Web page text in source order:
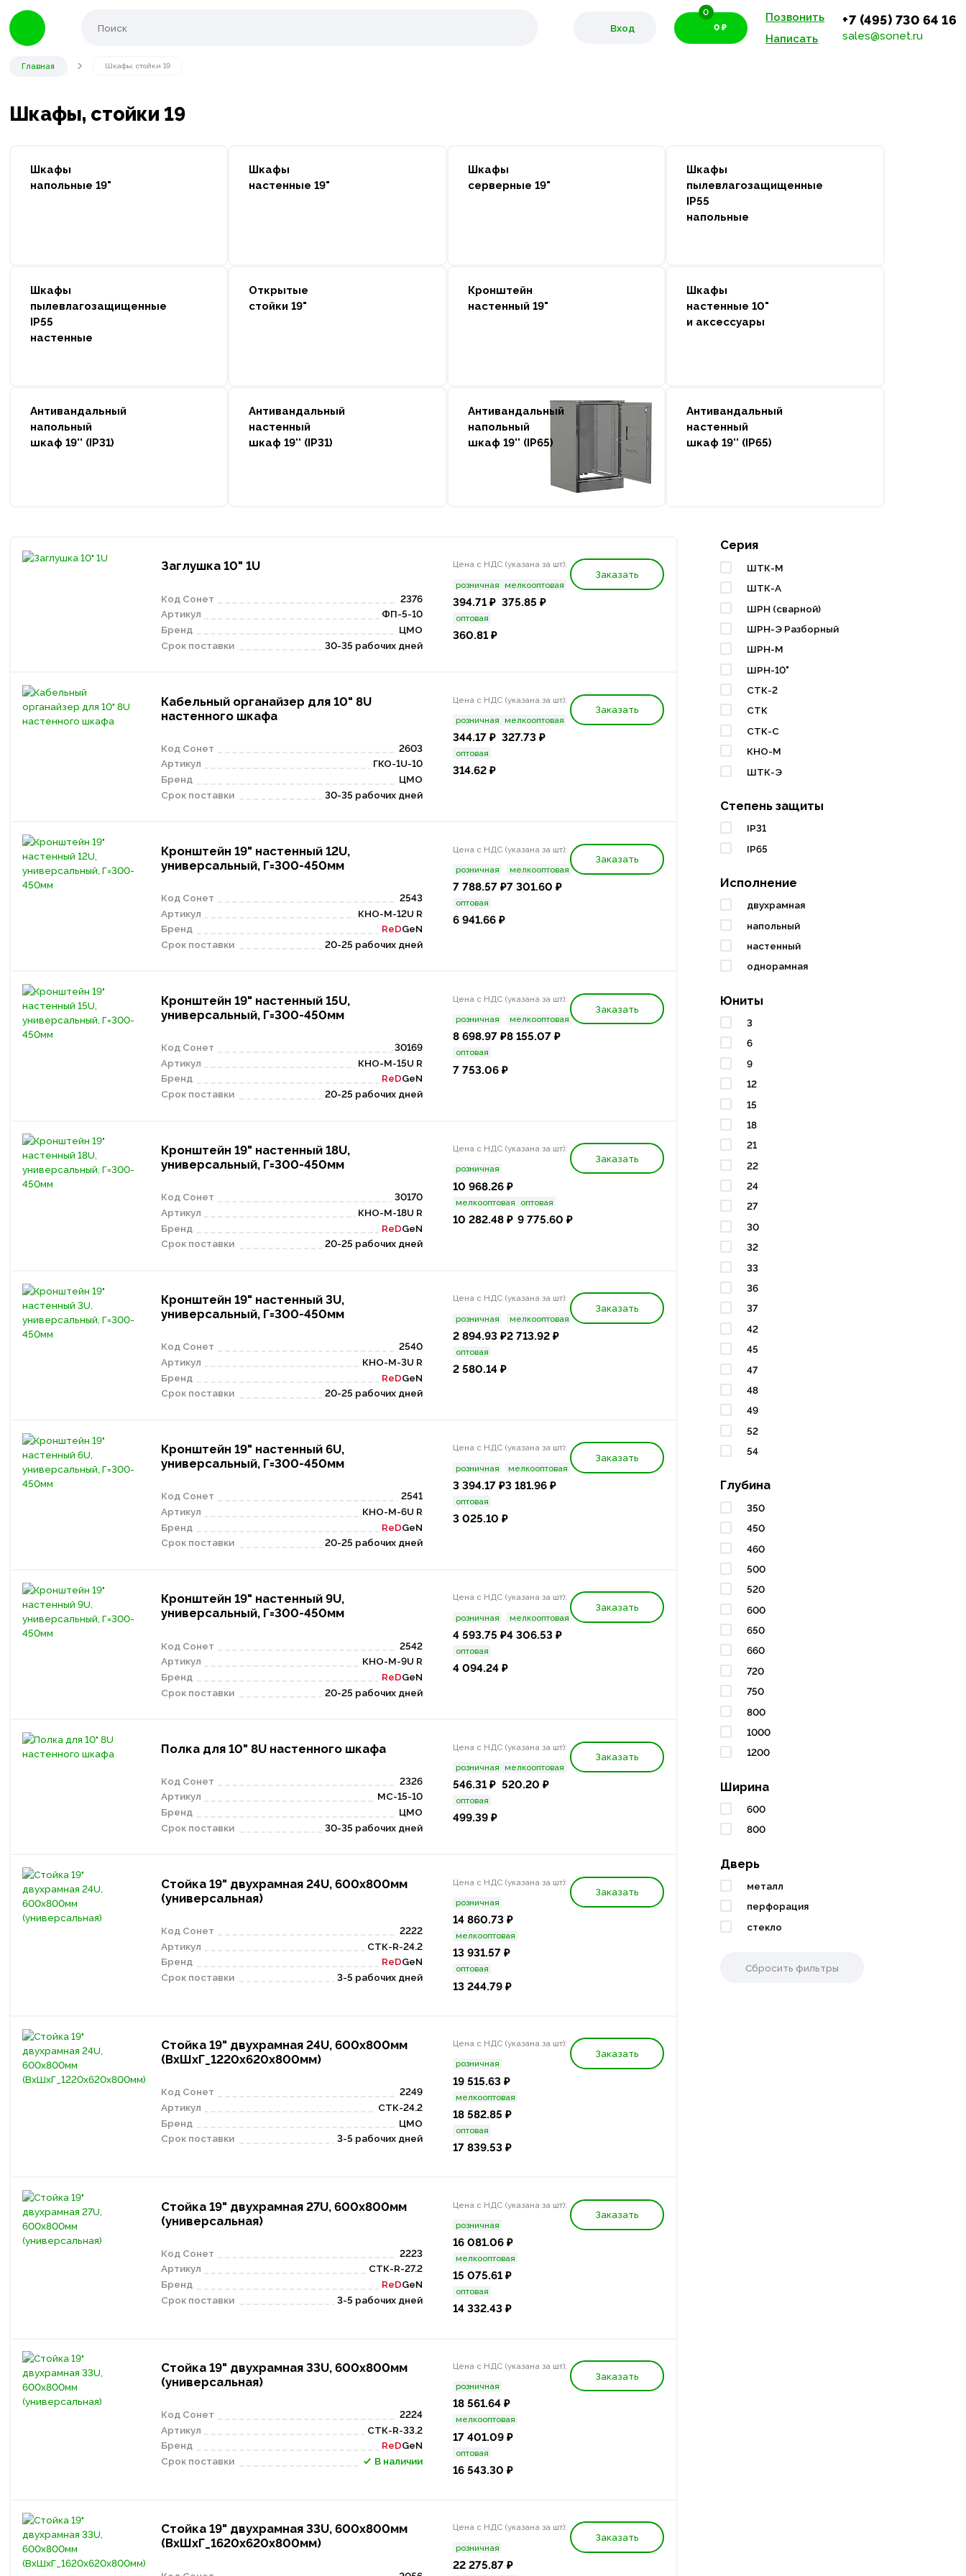
Вход 0 ₽
0
Позвонить
Написать
+7 (495) 730 64 16
sales@sonet.ru
Главная Шкафы, стойки 19
Шкафы, стойки 19
Шкафы
напольные 19"
Шкафы
настенные 19"
Шкафы
серверные 19"
Шкафы
пылевлагозащищенные
IP55
напольные
Шкафы
пылевлагозащищенные
IP55
настенные
Открытые
стойки 19"
Кронштейн
настенный 19"
Шкафы
настенные 10"
и аксессуары
Антивандальный
напольный
шкаф 19'' (IP31)
Антивандальный
настенный
шкаф 19'' (IP31)
Антивандальный
напольный
шкаф 19'' (IP65)
Антивандальный
настенный
шкаф 19'' (IP65)
Серия
ШТК-М
ШТК-А
ШРН (сварной)
ШРН-Э Разборный
ШРН-М
ШРН-10"
СТК-2
СТК
СТК-С
КНО-М
ШТК-Э
Степень защиты
IP31
IP65
Исполнение
двухрамная
напольный
настенный
однорамная
Юниты
3
6
9
12
15
18
21
22
24
27
30
32
33
36
37
42
45
47
48
49
52
54
Глубина
350
450
460
500
520
600
650
660
720
750
800
1000
1200
Ширина
600
800
Дверь
металл
перфорация
стекло
Сбросить фильтры
Заглушка 10" 1U
Код Сонет
2376
Артикул
ФП-5-10
Бренд
ЦМО
Срок поставки
30-35 рабочих дней
Цена с НДС (указана за шт):
розничная
394.71 ₽
мелкооптовая
375.85 ₽
оптовая
360.81 ₽
Заказать
Кабельный органайзер для 10" 8U
настенного шкафа
Код Сонет
2603
Артикул
ГКО-1U-10
Бренд
ЦМО
Срок поставки
30-35 рабочих дней
Цена с НДС (указана за шт):
розничная
344.17 ₽
мелкооптовая
327.73 ₽
оптовая
314.62 ₽
Заказать
Кронштейн 19" настенный 12U,
универсальный, Г=300-450мм
Код Сонет
2543
Артикул
КНО-М-12U R
Бренд
ReDGeN
Срок поставки
20-25 рабочих дней
Цена с НДС (указана за шт):
розничная
7 788.57 ₽
мелкооптовая
7 301.60 ₽
оптовая
6 941.66 ₽
Заказать
Кронштейн 19" настенный 15U,
универсальный, Г=300-450мм
Код Сонет
30169
Артикул
КНО-М-15U R
Бренд
ReDGeN
Срок поставки
20-25 рабочих дней
Цена с НДС (указана за шт):
розничная
8 698.97 ₽
мелкооптовая
8 155.07 ₽
оптовая
7 753.06 ₽
Заказать
Кронштейн 19" настенный 18U,
универсальный, Г=300-450мм
Код Сонет
30170
Артикул
КНО-М-18U R
Бренд
ReDGeN
Срок поставки
20-25 рабочих дней
Цена с НДС (указана за шт):
розничная
10 968.26 ₽
мелкооптовая
10 282.48 ₽
оптовая
9 775.60 ₽
Заказать
Кронштейн 19" настенный 3U,
универсальный, Г=300-450мм
Код Сонет
2540
Артикул
КНО-М-3U R
Бренд
ReDGeN
Срок поставки
20-25 рабочих дней
Цена с НДС (указана за шт):
розничная
2 894.93 ₽
мелкооптовая
2 713.92 ₽
оптовая
2 580.14 ₽
Заказать
Кронштейн 19" настенный 6U,
универсальный, Г=300-450мм
Код Сонет
2541
Артикул
КНО-М-6U R
Бренд
ReDGeN
Срок поставки
20-25 рабочих дней
Цена с НДС (указана за шт):
розничная
3 394.17 ₽
мелкооптовая
3 181.96 ₽
оптовая
3 025.10 ₽
Заказать
Кронштейн 19" настенный 9U,
универсальный, Г=300-450мм
Код Сонет
2542
Артикул
КНО-М-9U R
Бренд
ReDGeN
Срок поставки
20-25 рабочих дней
Цена с НДС (указана за шт):
розничная
4 593.75 ₽
мелкооптовая
4 306.53 ₽
оптовая
4 094.24 ₽
Заказать
Полка для 10" 8U настенного шкафа
Код Сонет
2326
Артикул
МС-15-10
Бренд
ЦМО
Срок поставки
30-35 рабочих дней
Цена с НДС (указана за шт):
розничная
546.31 ₽
мелкооптовая
520.20 ₽
оптовая
499.39 ₽
Заказать
Стойка 19" двухрамная 24U, 600x800мм
(универсальная)
Код Сонет
2222
Артикул
СТК-R-24.2
Бренд
ReDGeN
Срок поставки
3-5 рабочих дней
Цена с НДС (указана за шт):
розничная
14 860.73 ₽
мелкооптовая
13 931.57 ₽
оптовая
13 244.79 ₽
Заказать
Стойка 19" двухрамная 24U, 600х800мм
(ВхШхГ_1220х620х800мм)
Код Сонет
2249
Артикул
СТК-24.2
Бренд
ЦМО
Срок поставки
3-5 рабочих дней
Цена с НДС (указана за шт):
розничная
19 515.63 ₽
мелкооптовая
18 582.85 ₽
оптовая
17 839.53 ₽
Заказать
Стойка 19" двухрамная 27U, 600x800мм
(универсальная)
Код Сонет
2223
Артикул
СТК-R-27.2
Бренд
ReDGeN
Срок поставки
3-5 рабочих дней
Цена с НДС (указана за шт):
розничная
16 081.06 ₽
мелкооптовая
15 075.61 ₽
оптовая
14 332.43 ₽
Заказать
Стойка 19" двухрамная 33U, 600x800мм
(универсальная)
Код Сонет
2224
Артикул
СТК-R-33.2
Бренд
ReDGeN
Срок поставки
В наличии
Цена с НДС (указана за шт):
розничная
18 561.64 ₽
мелкооптовая
17 401.09 ₽
оптовая
16 543.30 ₽
Заказать
Стойка 19" двухрамная 33U, 600х800мм
(ВхШхГ_1620х620х800мм)
Цена с НДС (указана за шт):
розничная
22 275.87 ₽
Заказать